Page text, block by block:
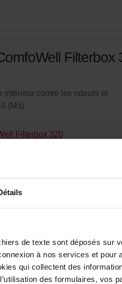
de texte sont déposés sur
à nos services et pour
qui collectent des
des formulaires, vos
Filterbox
intérieur contre les odeurs et
(M5)
Filterbox 320
automatiquement et
réservée aux particuliers)